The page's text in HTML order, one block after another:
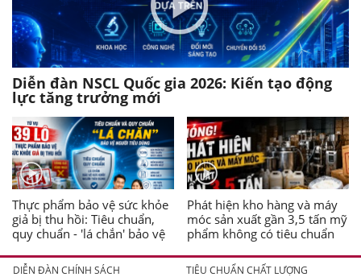
Diễn đàn NSCL Quốc gia 2026: Kiến tạo động
lực tăng trưởng mới
Thực phẩm bảo vệ sức khỏe
giả bị thu hồi: Tiêu chuẩn,
quy chuẩn - 'lá chắn' bảo vệ
Phát hiện kho hàng và máy
móc sản xuất gần 3,5 tấn mỹ
phẩm không có tiêu chuẩn
DIỄN ĐÀN CHÍNH SÁCH TIÊU CHUẨN CHẤT LƯỢNG